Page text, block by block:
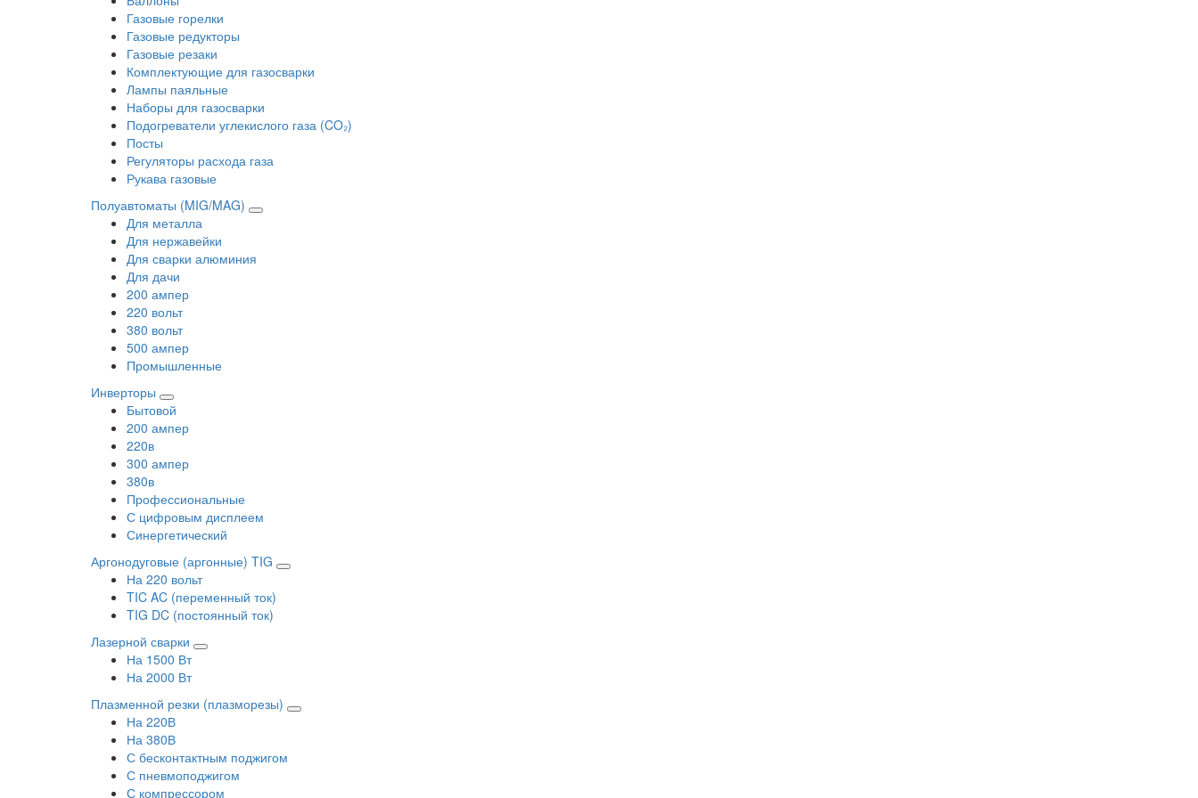
Газовые горелки
Газовые редукторы
Газовые резаки
Комплектующие для газосварки
Лампы паяльные
Наборы для газосварки
Подогреватели углекислого газа (CO₂)
Посты
Регуляторы расхода газа
Рукава газовые
Полуавтоматы (MIG/MAG)
Для металла
Для нержавейки
Для сварки алюминия
Для дачи
200 ампер
220 вольт
380 вольт
500 ампер
Промышленные
Инверторы
Бытовой
200 ампер
220в
300 ампер
380в
Профессиональные
С цифровым дисплеем
Синергетический
Аргонодуговые (аргонные) TIG
На 220 вольт
TIC AC (переменный ток)
TIG DC (постоянный ток)
Лазерной сварки
На 1500 Вт
На 2000 Вт
Плазменной резки (плазморезы)
На 220В
На 380В
С бесконтактным поджигом
С пневмоподжигом
С компрессором